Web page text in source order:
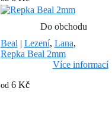
Do obchodu
Beal | Lezení, Lana,
Repka Beal 2mm
Více informací
od 6 Kč